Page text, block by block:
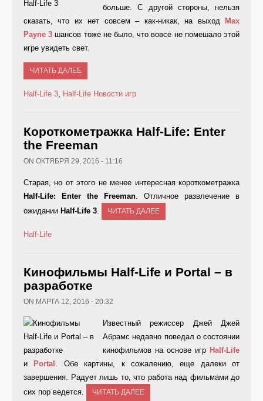
больше. С другой стороны, нельзя
сказать, что их нет совсем – как-никак, на выход
Max
Payne 3 шансов тоже не было, что вовсе не помешало этой
игре увидеть свет.
ЧИТАТЬ ДАЛЕЕ
Half-Life 3, Half-Life Новости игр
Короткометражка Half-Life: Enter
the Freeman
ON ОКТЯБРЯ 29, 2016 - 11:16
Старая, но от этого не менее интересная короткометражка
Half-Life: Enter the Freeman. Отличное развлечение в
ожидании Half-Life 3. ЧИТАТЬ ДАЛЕЕ
Half-Life
Кинофильмы Half-Life и Portal – в
разработке
ON МАРТА 12, 2016 - 20:32
Известный режиссер Джей Джей
Абрамс недавно поведал о состоянии
кинофильмов на основе игр Half-Life
и
Portal . Обе картины, к сожалению, еще далеки от
завершения. Радует лишь то, что работа над фильмами до
сих пор ведется.
ЧИТАТЬ ДАЛЕЕ